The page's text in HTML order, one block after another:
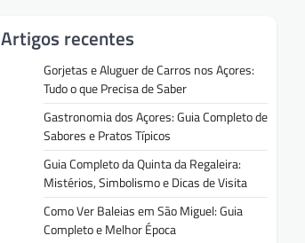
Artigos recentes
Gorjetas e Aluguer de Carros nos Açores:
Tudo o que Precisa de Saber
Gastronomia dos Açores: Guia Completo de
Sabores e Pratos Típicos
Guia Completo da Quinta da Regaleira:
Mistérios, Simbolismo e Dicas de Visita
Como Ver Baleias em São Miguel: Guia
Completo e Melhor Época